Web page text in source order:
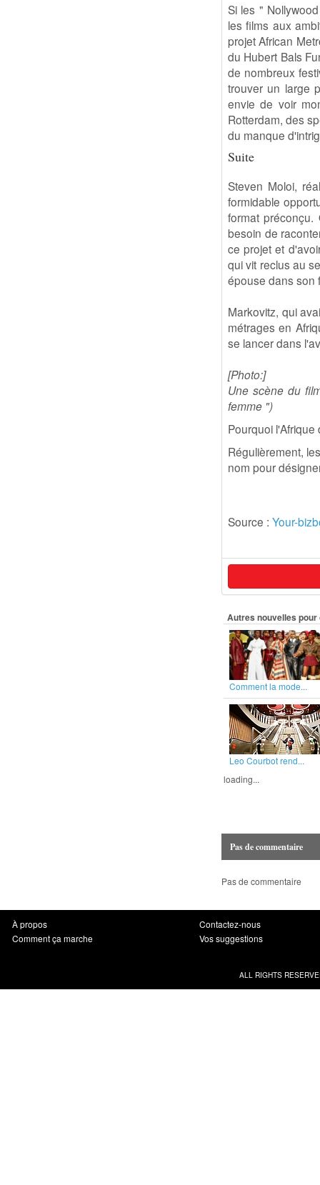
Si les "
les films aux
projet African
du Hubert Bals
de nombreux
trouver un large
envie de voir
Rotterdam, des
du manque
Suite
Steven Moloi,
formidable
format
besoin de
ce projet et
qui vit reclus au
épouse dans son
Markovitz, qui
métrages en
se lancer dans
[Photo:]
Une scène du
femme ")
Pourquoi
Régulièrement,
nom pour
Source : Your-
Autres nouvelles
Comment la mode...
Leo Courbot rend...
loading...
Pas de commentaire
Pas de commentaire
À propos
Comment ça marche
Contactez-nous
Vos suggestions
ALL RIGHTS